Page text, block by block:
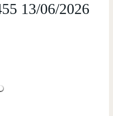
13/06/2026